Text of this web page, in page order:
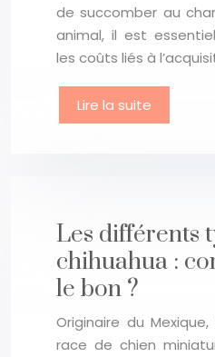
de succomber au
animal, il est
les coûts liés à
Lire la suite
Les différents
chihuahua :
le bon ?
Originaire du
race de chien